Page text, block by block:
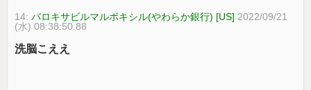
14:バロキサビルマルボキシル(やわらか銀行) [US] 2022/09/21
(水) 08:38:50.88
洗脳こええ